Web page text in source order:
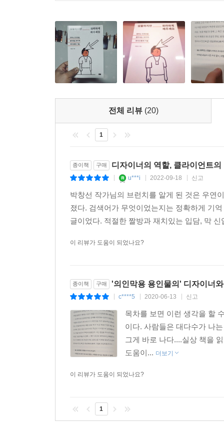
면 간결하게 용건부터 말합시다. “제작 물품의 소
녕하세요’와 같은 메일 제목은 좋지 않습니다. 나
은 용건을 포함하는 것이 좋습니다.
--- p.197
실제로 아직도 많은 디자인이 실제로 디자인에
종종 도무지 이해할 수 없는 수상 경력 텍스트로
한 브로슈어, 원래는 그게 아니었을 듯한 로고를
다. 피드백의 목적은 지식 배틀이나 자기 자랑이
--- p.205~206
쓰이고 아립니다. 우린 이걸 아프다고 하지 않고
종 예상치 못한 순간에 고통을 줍니다. 미세한 커
가 잘못된 것인지, 상대방이 나에게 어떤 의도를
고 점점 기분이 나빠집니다. 나중엔 그때 왜 이 말
어차피 천년만년 회사에 몸담을 것도 아니고, 여
다. 디자이너와 말이 잘 통한다는 것, 말 통하는
이너는 대부분 자기가 잘난 줄을 알기 때문에 비
내 생계가 달린 일이라면 그때부터 디자인이 주는
이 책은 겁내지 않고, 싸우지 않고, 다치지 않고
하는지, ‘화하고 샤한’ 느낌이 뭔지 알아듣게 하
디자인 커뮤니케이션의 A부터 Z까지를 조목
짚어준다. 레이아웃과 그리드는 어떻게 다른지,
좋은지, 집에서 일하고 밤에 일하는 디자이너와는
‘일’로 만난 사이에 달콤한 말은 필요 없다
현장에서 갈고닦은 저자의 기지와 통찰은 ‘이
이르는 법, ‘어제 뭐 했냐’만 묻다가 흐지부지
직장인이라면 누구나 한번쯤 고민해봤을 만한 내
이때 소통을 잘한다는 것은 상대방 귀에 듣기 좋
강조하는 것은 ‘효율성’이다. 직장에서 만나
하나라도 더 나은 방법을 찾아내고 일을 진전시
감각에는 기준을, 욕망에는 근거를
마음 안 다치고 시간 안 버리는 디자인 업무 매뉴얼
이러한 ‘효율성’의 측면에서 디자인의 역할은
취향을 반영해서 남몰래 자기만족을 얻는 과정도
다만 이 책은 디자인 본연의 역할을 분명히 짚으
결과는 안 나오고 뭐가 잘못된 건지도 당최 모르
결정권자들이 잊지 말아야 할 것은 디자인이 사
것은 틀림없다. 하지만 나 혼자 보고 행복한 얼
전체 리뷰 (20)
1
종이책 구매 디자이너의 역할, 클라이언트
u***i 2022-09-18 신고
박창선 작가님의 브런치를 알게 된 것은 우연
졌다. 검색어가 무엇이었는지는 정확하게 기
글이었다. 적절한 짤방과 재치있는 입담, 막
이 리뷰가 도움이 되었나요?
종이책 구매 '의인막용 용인물의' 디자이너
c****5 2020-06-13 신고
목차를 보면 이런 생각을 할
이다. 사람들은 대다수가 나
그게 바로 나다....실상 책을
도움이... 더보기
이 리뷰가 도움이 되었나요?
1